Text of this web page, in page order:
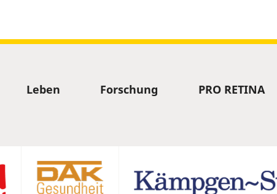
Leben Forschung PRO RETINA